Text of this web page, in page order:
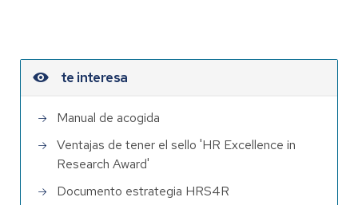
te interesa
Manual de acogida
Ventajas de tener el sello 'HR Excellence in
Research Award'
Documento estrategia HRS4R